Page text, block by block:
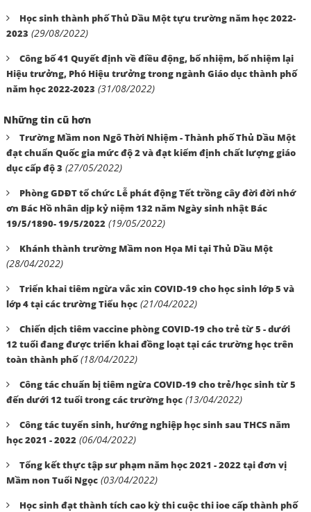
Học sinh thành phố Thủ Dầu Một tựu trường năm học 2022-
2023 (29/08/2022)
Công bố 41 Quyết định về điều động, bổ nhiệm, bổ nhiệm lại
Hiệu trưởng, Phó Hiệu trưởng trong ngành Giáo dục thành phố
năm học 2022-2023 (31/08/2022)
Những tin cũ hơn
Trường Mầm non Ngô Thời Nhiệm - Thành phố Thủ Dầu Một
đạt chuẩn Quốc gia mức độ 2 và đạt kiểm định chất lượng giáo
dục cấp độ 3 (27/05/2022)
Phòng GDĐT tổ chức Lễ phát động Tết trồng cây đời đời nhớ
ơn Bác Hồ nhân dịp kỷ niệm 132 năm Ngày sinh nhật Bác
19/5/1890- 19/5/2022 (19/05/2022)
Khánh thành trường Mầm non Họa Mi tại Thủ Dầu Một
(28/04/2022)
Triển khai tiêm ngừa vắc xin COVID-19 cho học sinh lớp 5 và
lớp 4 tại các trường Tiểu học (21/04/2022)
Chiến dịch tiêm vaccine phòng COVID-19 cho trẻ từ 5 - dưới
12 tuổi đang được triển khai đồng loạt tại các trường học trên
toàn thành phố (18/04/2022)
Công tác chuẩn bị tiêm ngừa COVID-19 cho trẻ/học sinh từ 5
đến dưới 12 tuổi trong các trường học (13/04/2022)
Công tác tuyển sinh, hướng nghiệp học sinh sau THCS năm
học 2021 - 2022 (06/04/2022)
Tổng kết thực tập sư phạm năm học 2021 - 2022 tại đơn vị
Mầm non Tuổi Ngọc (03/04/2022)
Học sinh đạt thành tích cao kỳ thi cuộc thi ioe cấp thành phố